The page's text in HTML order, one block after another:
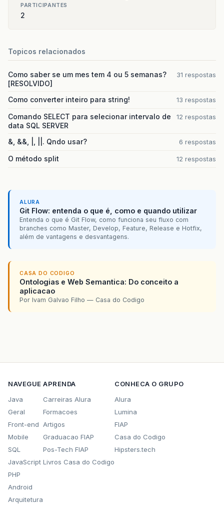
PARTICIPANTES
2
Topicos relacionados
Como saber se um mes tem 4 ou 5 semanas?
[RESOLVIDO]
31 respostas
Como converter inteiro para string! 13 respostas
Comando SELECT para selecionar intervalo de
data SQL SERVER
12 respostas
&, &&, |, ||. Qndo usar? 6 respostas
O método split 12 respostas
ALURA
Git Flow: entenda o que é, como e quando utilizar
Entenda o que é Git Flow, como funciona seu fluxo com
branches como Master, Develop, Feature, Release e Hotfix,
além de vantagens e desvantagens.
CASA DO CODIGO
Ontologias e Web Semantica: Do conceito a
aplicacao
Por Ivam Galvao Filho — Casa do Codigo
NAVEGUE
Java
Geral
Front-end
Mobile
SQL
JavaScript
PHP
Android
Arquitetura
APRENDA
Carreiras Alura
Formacoes
Artigos
Graduacao FIAP
Pos-Tech FIAP
Livros Casa do Codigo
CONHECA O GRUPO
Alura
Lumina
FIAP
Casa do Codigo
Hipsters.tech